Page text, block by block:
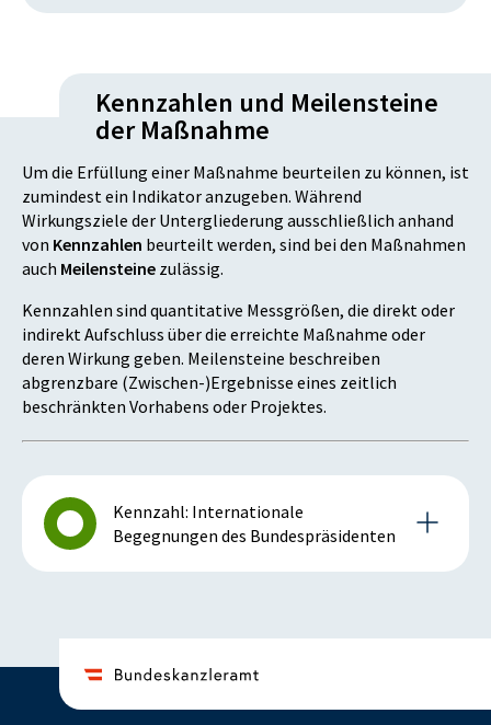
Kennzahlen und Meilensteine
der Maßnahme
Um die Erfüllung einer Maßnahme beurteilen zu können, ist
zumindest ein Indikator anzugeben. Während
Wirkungsziele der Untergliederung ausschließlich anhand
von Kennzahlen beurteilt werden, sind bei den Maßnahmen
auch Meilensteine zulässig.
Kennzahlen sind quantitative Messgrößen, die direkt oder
indirekt Aufschluss über die erreichte Maßnahme oder
deren Wirkung geben. Meilensteine beschreiben
abgrenzbare (Zwischen-)Ergebnisse eines zeitlich
beschränkten Vorhabens oder Projektes.
Kennzahl: Internationale
Begegnungen des Bundespräsidenten
2015